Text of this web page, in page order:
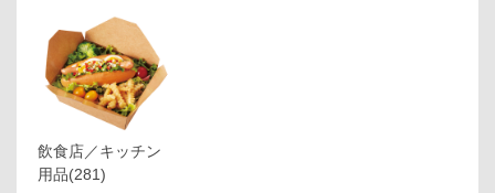
飲食店／キッチン
用品(281)